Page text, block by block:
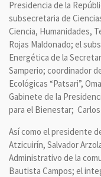
Presidencia de la
subsecretaria de
Ciencia, Humanidades,
Rojas Maldonado; el
Energética de la
Samperio; coordinador
Ecológicas “Patsari”,
Gabinete de la
para el Bienestar;
Así como el presidente
Atzicuirín, Salvador
Administrativo de la
Bautista Campos; el